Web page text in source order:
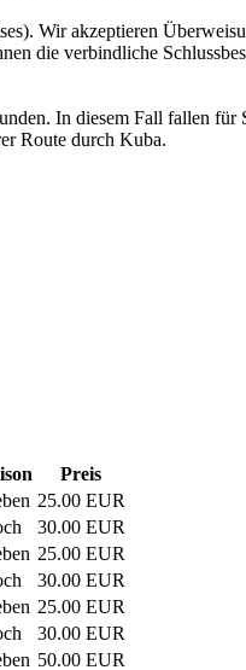
Wir akzeptieren
die verbindliche
In diesem Fall fallen für
Route durch Kuba.
Preis
25.00 EUR
30.00 EUR
25.00 EUR
30.00 EUR
25.00 EUR
30.00 EUR
50.00 EUR